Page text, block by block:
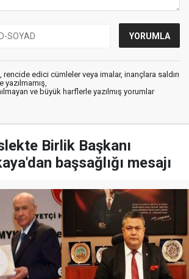
rencide edici cümleler veya imalar, inançlara saldırı
yazılmamış,
ve büyük harflerle yazılmış yorumlar
Birlik Başkanı
başsağlığı mesajı